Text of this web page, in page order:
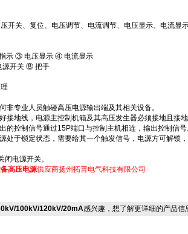
开关、复位、电压调节、电流调节、电压显示、电流显
示 ③ 电压显示 ④ 电流显示
开关 ⑧ 把手
非专业人员触碰高压电源输出端及其相关设备。
接地线，电源主控制机箱及其高压发生器必须接地且接地
的控制信号通过15P端口与控制主机相连，输出控制信号
处于锁定状态，需要给其一个触发信号，电源方可解锁
电源开关。
高压电源供应商扬州拓普电气科技有限公司
100kV/120kV/20mA感兴趣，想了解更详细的产品信